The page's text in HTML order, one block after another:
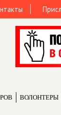
ВОЛОНТЕРЫ